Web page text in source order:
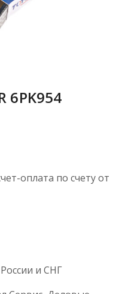
6PK954
оплата по счету от
и СНГ